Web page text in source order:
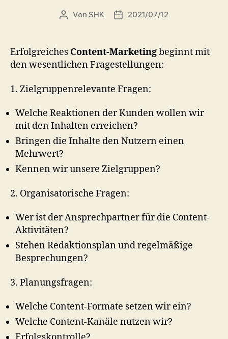
Beitragsautor
VonSHK Veröffentlichungsdatum
2021/07/12
Erfolgreiches Content-Marketingbeginnt mit
den wesentlichen Fragestellungen:
1. Zielgruppenrelevante Fragen:
Welche Reaktionen der Kunden wollen wir
mit den Inhalten erreichen?
Bringen die Inhalte den Nutzern einen
Mehrwert?
Kennen wir unsere Zielgruppen?
2. Organisatorische Fragen:
Wer ist der Ansprechpartner für die Content-
Aktivitäten?
Stehen Redaktionsplan und regelmäßige
Besprechungen?
3. Planungsfragen:
Welche Content-Formate setzen wir ein?
Welche Content-Kanäle nutzen wir?